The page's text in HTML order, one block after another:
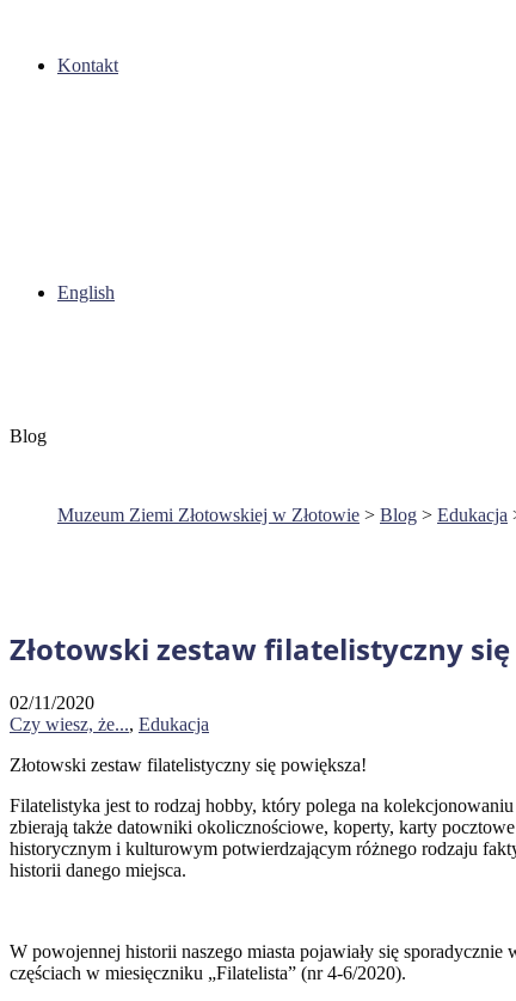
Kontakt
English
Blog
Muzeum Ziemi Złotowskiej w Złotowie > Blog > Edukacja
Złotowski zestaw filatelistyczny
02/11/2020
Czy wiesz, że..., Edukacja
Złotowski zestaw filatelistyczny się powiększa!
Filatelistyka jest to rodzaj hobby, który polega na
zbierają także datowniki okolicznościowe, koperty, karty
historycznym i kulturowym potwierdzającym różnego rodzaju
historii danego miejsca.
W powojennej historii naszego miasta pojawiały się
częściach w miesięczniku „Filatelista” (nr 4-6/2020).